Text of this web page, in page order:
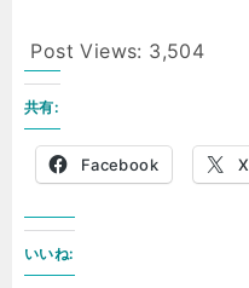
Post Views: 3,504
共有:
Facebook X
いいね: